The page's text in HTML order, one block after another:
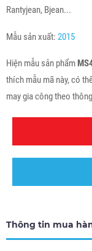
Rantyjean, Bjean...
Mẫu sản xuất: 2015
Hiện mẫu sản phẩm
thích mẫu mã này, có
may gia công theo
Thông tin mua